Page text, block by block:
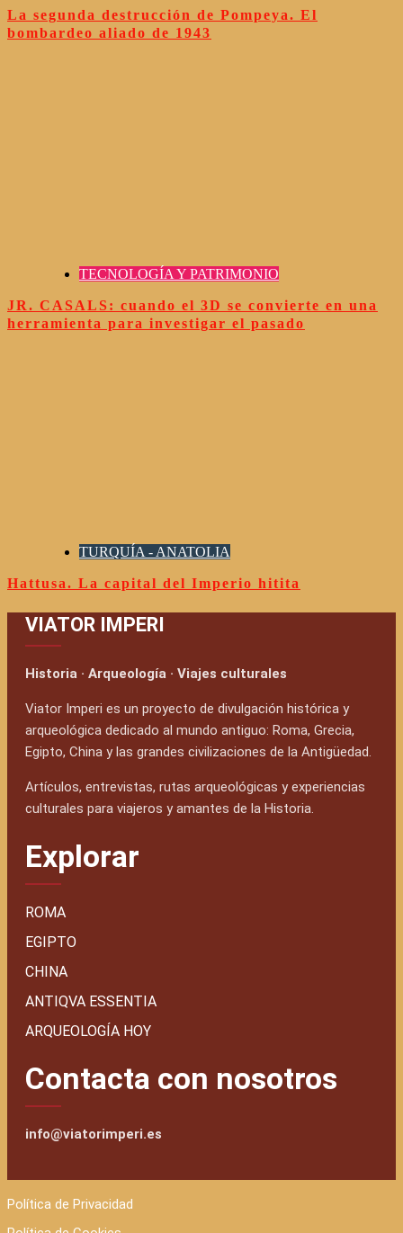
La segunda destrucción de Pompeya. El
bombardeo aliado de 1943
TECNOLOGÍA Y PATRIMONIO
JR. CASALS: cuando el 3D se convierte en una
herramienta para investigar el pasado
TURQUÍA - ANATOLIA
Hattusa. La capital del Imperio hitita
VIATOR IMPERI
Historia · Arqueología · Viajes culturales
Viator Imperi es un proyecto de divulgación histórica y
arqueológica dedicado al mundo antiguo: Roma, Grecia,
Egipto, China y las grandes civilizaciones de la Antigüedad.
Artículos, entrevistas, rutas arqueológicas y experiencias
culturales para viajeros y amantes de la Historia.
Explorar
ROMA
EGIPTO
CHINA
ANTIQVA ESSENTIA
ARQUEOLOGÍA HOY
Contacta con nosotros
info@viatorimperi.es
Política de Privacidad